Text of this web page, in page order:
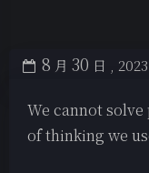
8 月 30 日 , 2023
We cannot
of thinking we